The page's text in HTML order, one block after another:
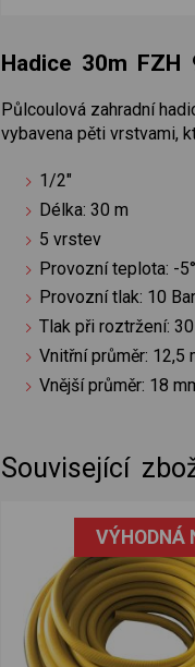
Hadice 30m FZH
Půlcoulová zahradní
vybavena pěti vrstvami,
1/2"
Délka: 30 m
5 vrstev
Provozní teplota: -
Provozní tlak: 10
Tlak při roztržení:
Vnitřní průměr: 12,5
Vnější průměr: 18
Související
VÝHODNÁ